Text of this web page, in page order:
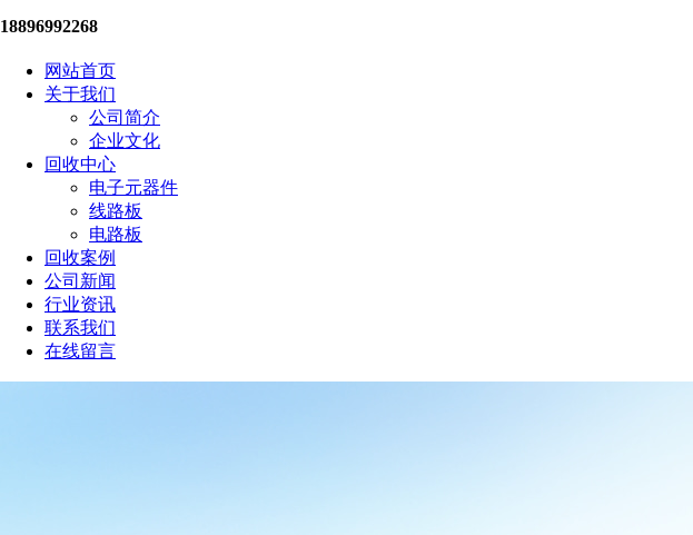
18896992268
网站首页
关于我们
公司简介
企业文化
回收中心
电子元器件
线路板
电路板
回收案例
公司新闻
行业资讯
联系我们
在线留言